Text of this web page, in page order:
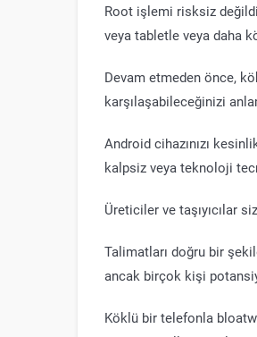
Root işlemi risksiz
veya tabletle veya daha
Devam etmeden önce,
karşılaşabileceğinizi
Android cihazınızı
kalpsiz veya teknoloji
Üreticiler ve taşıyıcılar
Talimatları doğru bir
ancak birçok kişi
Köklü bir telefonla